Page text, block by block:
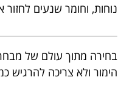
נוחות, וחומר שנעים לחזור
בחירה מתוך עולם של מבחר
הימור ולא צריכה להרגיש